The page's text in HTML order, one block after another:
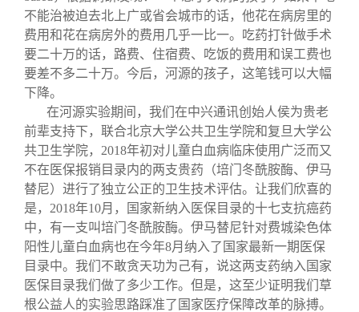
不能治被迫去北上广或省会城市的话，他花在病房里的
费用和花在病房外的费用几乎一比一。吃药打针做手术
要二十万的话，路费、住宿费、吃饭的费用和误工费也
要差不多二十万。今后，河源的孩子，这笔钱可以大幅
下降。
在河源实验期间，我们在中兴通讯创始人侯为贵老
前辈支持下，联合北京大学公共卫生学院和复旦大学公
共卫生学院，2018年初对儿童白血病临床使用广泛而又
不在医保报销目录内的两支贵药（培门冬酰胺酶、伊马
替尼）进行了独立公正的卫生技术评估。让我们欣喜的
是，2018年10月，国家新纳入医保目录的十七支抗癌药
中，有一支叫培门冬酰胺酶。伊马替尼针对费城染色体
阳性儿童白血病也在今年8月纳入了国家最新一期医保
目录中。我们不敢贪天功为己有，说这两支药纳入国家
医保目录我们做了多少工作。但是，这至少证明我们草
根公益人的实验思路踩准了国家医疗保障改革的脉搏。